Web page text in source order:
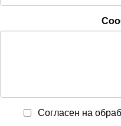
Согласен на